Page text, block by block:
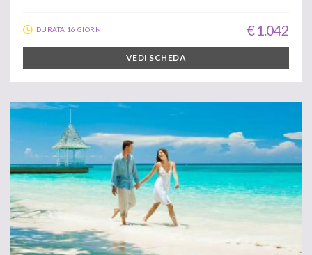
DURATA 16 GIORNI € 1.042
VEDI SCHEDA